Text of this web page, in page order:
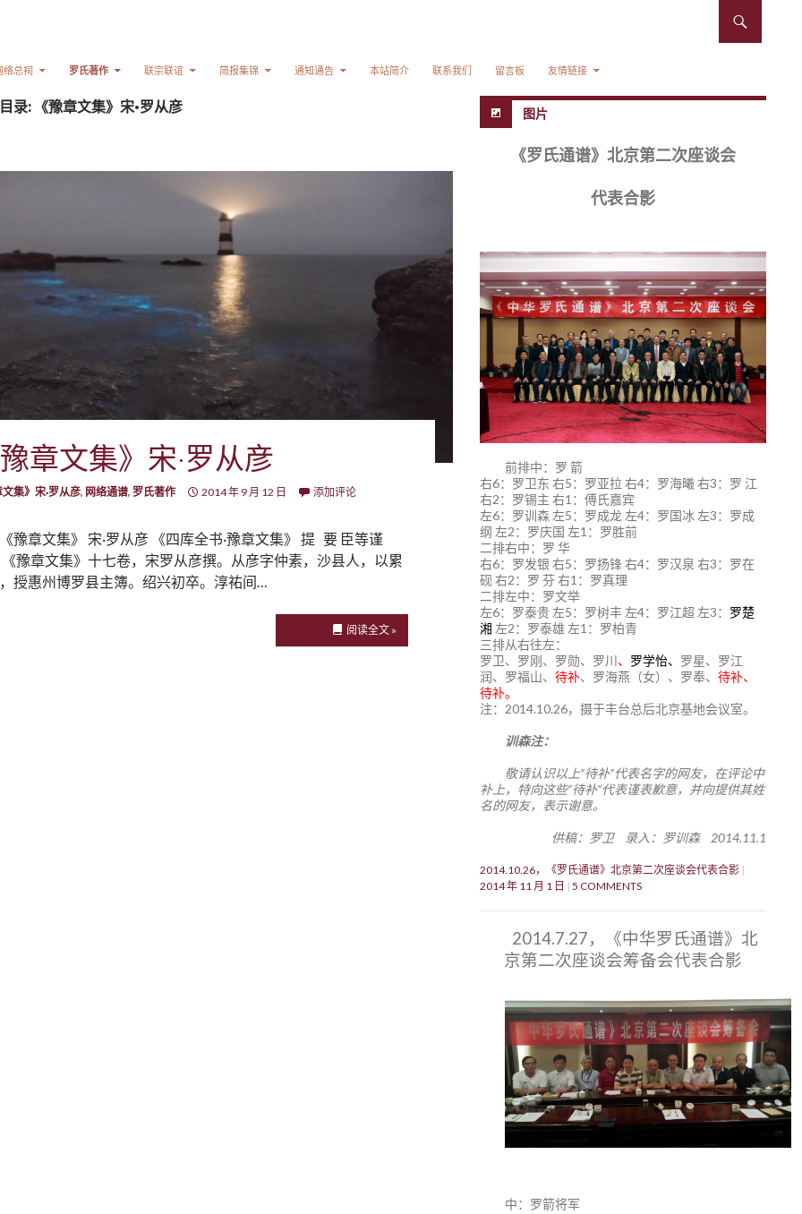
络总祠 罗氏著作 联宗联谊 简报集锦 通知通告 本站简介 联系我们 留言板 友情链接
录: 《豫章文集》宋·罗从彦
豫章文集》宋·罗从彦
文集》宋·罗从彦, 网络通谱, 罗氏著作 2014 年 9 月 12 日 添加评论
《豫章文集》 宋·罗从彦 《四库全书·豫章文集》 提 要 臣等谨
豫章文集》十七卷，宋罗从彦撰。从彦字仲素，沙县人，以累
授惠州博罗县主簿。绍兴初卒。淳祐间…
阅读全文 »
图片
《罗氏通谱》北京第二次座谈会
代表合影
前排中：罗 箭
右6：罗卫东 右5：罗亚拉 右4：罗海曦 右3：罗 江
右2：罗锡主 右1：傅氏嘉宾
左6：罗训森 左5：罗成龙 左4：罗国冰 左3：罗成
纲 左2：罗庆国 左1：罗胜前
二排右中：罗 华
右6：罗发银 右5：罗扬锋 右4：罗汉泉 右3：罗在
砚 右2：罗 芬 右1：罗真理
二排左中：罗文举
左6：罗泰贵 左5：罗树丰 左4：罗江超 左3： 罗楚
湘 左2：罗泰雄 左1：罗柏青
三排从右往左：
罗卫、罗刚、罗勋、罗川、 罗学怡、 罗星、罗江
润、罗福山、 待补、罗海燕（女）、罗奉、 待补、
待补。
注：2014.10.26，摄于丰台总后北京基地会议室。
训森注：
敬请认识以上“待补”代表名字的网友，在评论中
补上，特向这些“待补”代表谨表歉意，并向提供其姓
名的网友，表示谢意。
供稿：罗卫 录入：罗训森 2014.11.1
2014.10.26，《罗氏通谱》北京第二次座谈会代表合影
2014 年 11 月 1 日
5 COMMENTS
2014.7.27，《中华罗氏通谱》北
京第二次座谈会筹备会代表合影
中：罗箭将军